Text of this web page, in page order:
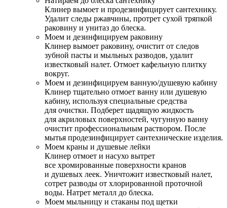
Клинер вымоет и продезинфицирует сантехнику.
Удалит следы ржавчины, протрет сухой тряпкой
раковину и унитаз до блеска.
Моем и дезинфицируем раковину
Клинер вымоет раковину, очистит от следов
зубной пасты и мыльных разводов, удалит
известковый налет. Отмоет кафельную плитку
вокруг.
Моем и дезинфицируем ванную/душевую кабину
Клинер тщательно отмоет ванну или душевую
кабину, используя специальные средства
для очистки. Подберет щадящую жидкость
для акриловых поверхностей, чугунную ванну
очистит профессиональным раствором. После
мытья продезинфицирует сантехнические изделия.
Моем краны и душевые лейки
Клинер отмоет и насухо вытрет
все хромированные поверхности кранов
и душевых леек. Уничтожит известковый налет,
сотрет разводы от хлорированной проточной
воды. Натрет металл до блеска.
Моем мыльницу и стаканы под щетки